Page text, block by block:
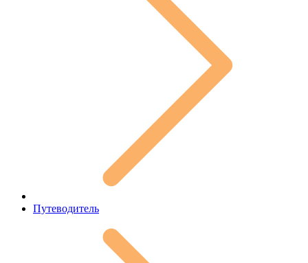
Путеводитель